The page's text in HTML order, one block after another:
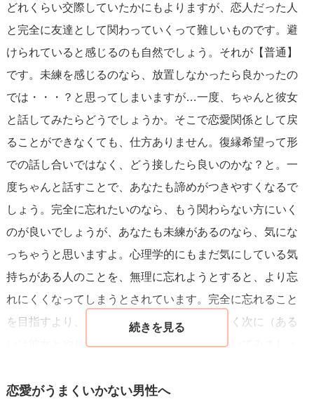
その部屋に入っては写真をじっと見てしまう。忘れたいな
ら、ただ無理に写真を破るのではなく、部屋の模様替えを
するんです。少しずつ写真の位置を変え、視界に入らない
場所にしまって、代わりに新しいポスターや本を置く。最
初は違和感があって落ち着かないけれど、日々の景色が変
われば脳も少しずつ慣れていきます。これは環境や習慣を
変えることの比喩で、実際の行動に落とし込むことが忘却
への近道です。
具体的にできることをいくつか挙げます。無理なくできる
ものからやってみてください。
- 連絡の断ち切り（しばらくはSNSやLINEをミュート／非
表示にする）
- 共通の場を避けるルート変更や時間の調整（会う頻度を減
らす）
- 思い出を物理的に片付ける（写真や贈り物をしまう）
む）
どれくらい交際していたかにもよりますが、恋人だった人
と完全に友達として関わっていくって難しいものです。避
けられていると感じるのも自然でしょう。それが【普通】
です。未練を感じるのなら、放置しなかったら良かったの
では・・・？と思ってしまいますが…一度、ちゃんと彼女
と話してみたらどうでしょうか。そこで恋愛関係として戻
ることができなくても、仕方ありません。復縁希望って形
での話し合いではなく、どう接したら良いのかな？と。一
度ちゃんと話すことで、あなたも諦めがつきやすくなるで
しょう。完全に忘れたいのなら、もう関わらない方にいく
のが良いでしょうが、あなたも未練があるのなら、気にな
っちゃうと思いますよ。心理学的にもまだ気にしている気
持ちがある人のことを、無理に忘れようとすると、より忘
れにくくなってしまうとされています。完全に忘れること
を目指すより、この恋愛を清算して気持ちよく次に（ある
いは彼女とやり直す）ことを目標にまずは動いてみましょ
恋愛がうまくいかない男性へ